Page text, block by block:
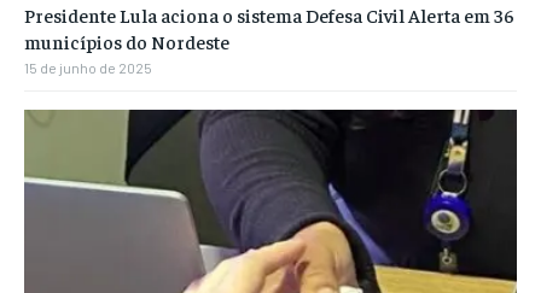
Presidente Lula aciona o sistema Defesa Civil Alerta em 36
municípios do Nordeste
15 de junho de 2025